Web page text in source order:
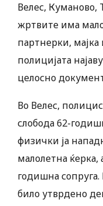
Велес, Куманово,
жртвите има
партнерки,
полицијата
целосно
Во Велес,
слобода 62-
физички ја
малолетна ќерка,
годишна
било утврдено